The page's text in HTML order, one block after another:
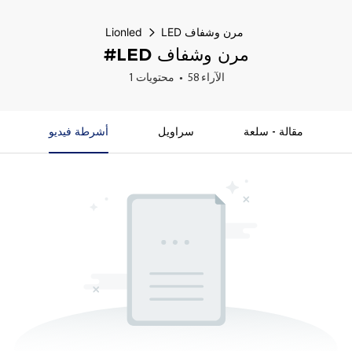
Lionled LED مرن وشفاف
#LED مرن وشفاف
1 محتويات 58 الآراء
أشرطة فيديو سراويل مقالة - سلعة